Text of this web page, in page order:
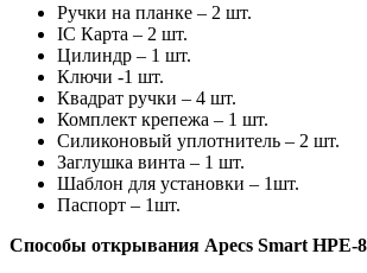
Ручки на планке – 2 шт.
IC Карта – 2 шт.
Цилиндр – 1 шт.
Ключи -1 шт.
Квадрат ручки – 4 шт.
Комплект крепежа – 1 шт.
Силиконовый уплотнитель – 2 шт.
Заглушка винта – 1 шт.
Шаблон для установки – 1шт.
Паспорт – 1шт.
Способы открывания Apecs Smart HPE-